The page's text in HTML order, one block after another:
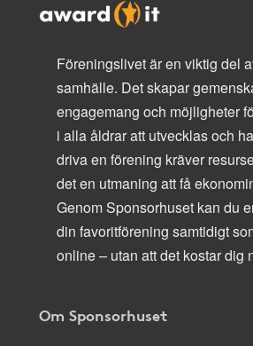
Föreningslivet är en viktig del
samhälle. Det skapar
engagemang och möjligheter
i alla åldrar att utvecklas och
driva en förening kräver
det en utmaning att få
Genom Sponsorhuset kan du
din favoritförening samtidigt
online – utan att det kostar dig
Om Sponsorhuset